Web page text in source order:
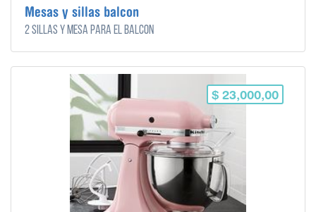
Mesas y sillas balcon
2 sillas y mesa para el balcón
$ 23,000,00